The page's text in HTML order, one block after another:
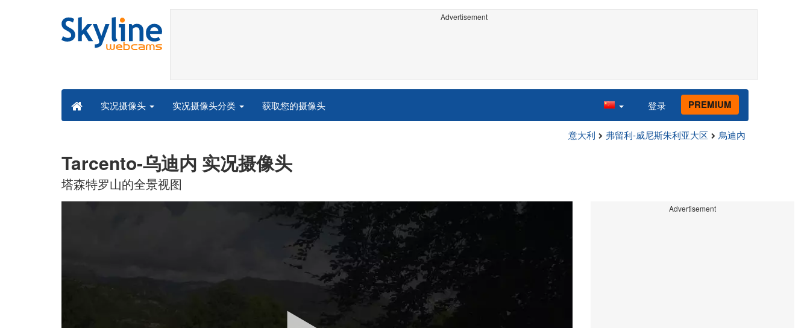
Advertisement
实况摄像头 实况摄像头分类 获取您的摄像头 登录 PREMIUM
意大利 弗留利-威尼斯朱利亚大区 烏迪內
Tarcento-乌迪内 实况摄像头
塔森特罗山的全景视图
Advertisement